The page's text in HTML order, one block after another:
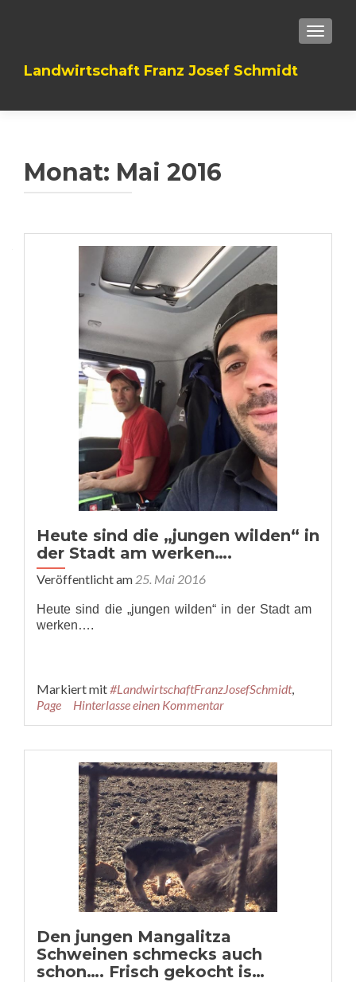
Landwirtschaft Franz Josef Schmidt
Monat: Mai 2016
Heute sind die „jungen wilden“ in
der Stadt am werken….
Veröffentlicht am 25. Mai 2016
Heute sind die „jungen wilden“ in der Stadt am
werken….
Markiert mit#LandwirtschaftFranzJosefSchmidt,
Page
Hinterlasse einen Kommentar
Den jungen Mangalitza
Schweinen schmecks auch
schon…. Frisch gekocht is…